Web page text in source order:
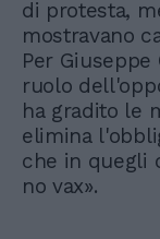
di protesta,
mostravano
Per
ruolo
ha gradito le
elimina
che in quegli
no vax».